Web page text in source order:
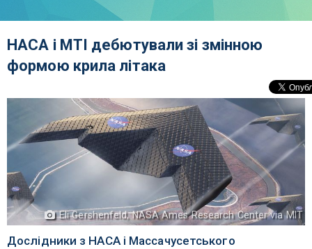
НАСА і МТІ дебютували зі змінною
формою крила літака
Eli Gershenfeld, NASA Ames Research Center via MIT
Дослідники з НАСА і Массачусетського